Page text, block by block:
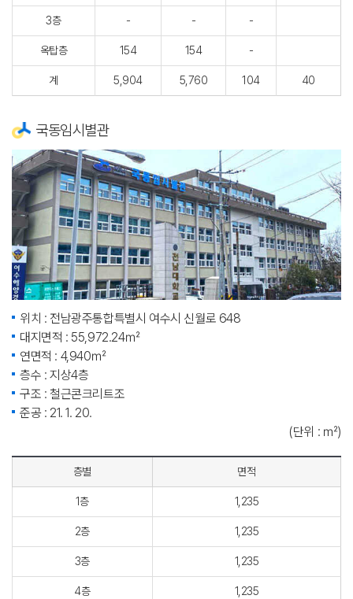
3층 - - -
옥탑층 154 154 -
계 5,904 5,760 104 40
국동임시별관
위치 : 전남광주통합특별시 여수시 신월로 648
대지면적 : 55,972.24㎡
연면적 : 4,940㎡
층수 : 지상4층
구조 : 철근콘크리트조
준공 : 21. 1. 20.
(단위 : ㎡)
층별 면적
1층 1,235
2층 1,235
3층 1,235
4층 1,235